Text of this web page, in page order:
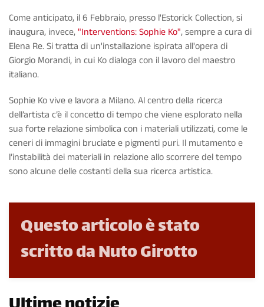
Come anticipato, il 6 Febbraio, presso l'Estorick Collection, si
inaugura, invece,"Interventions: Sophie Ko", sempre a cura di
Elena Re. Si tratta di un'installazione ispirata all'opera di
Giorgio Morandi, in cui Ko dialoga con il lavoro del maestro
italiano.
Sophie Ko vive e lavora a Milano. Al centro della ricerca
dell’artista c’è il concetto di tempo che viene esplorato nella
sua forte relazione simbolica con i materiali utilizzati, come le
ceneri di immagini bruciate e pigmenti puri. Il mutamento e
l’instabilità dei materiali in relazione allo scorrere del tempo
sono alcune delle costanti della sua ricerca artistica.
Questo articolo è stato
scritto da Nuto Girotto